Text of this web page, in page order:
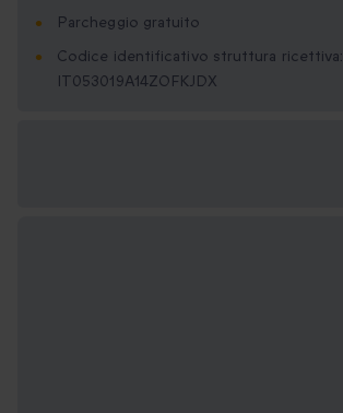
Parcheggio gratuito
Codice identificativo struttura ricettiva:
IT053019A14ZOFKJDX